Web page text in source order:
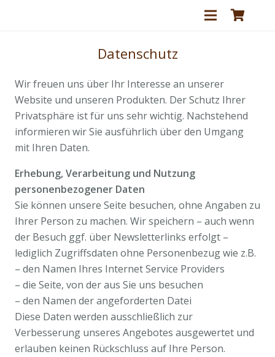
Datenschutz
Wir freuen uns über Ihr Interesse an unserer
Website und unseren Produkten. Der Schutz Ihrer
Privatsphäre ist für uns sehr wichtig. Nachstehend
informieren wir Sie ausführlich über den Umgang
mit Ihren Daten.
Erhebung, Verarbeitung und Nutzung
personenbezogener Daten
Sie können unsere Seite besuchen, ohne Angaben zu
Ihrer Person zu machen. Wir speichern – auch wenn
der Besuch ggf. über Newsletterlinks erfolgt –
lediglich Zugriffsdaten ohne Personenbezug wie z.B.
– den Namen Ihres Internet Service Providers
– die Seite, von der aus Sie uns besuchen
– den Namen der angeforderten Datei
Diese Daten werden ausschließlich zur
Verbesserung unseres Angebotes ausgewertet und
erlauben keinen Rückschluss auf Ihre Person.